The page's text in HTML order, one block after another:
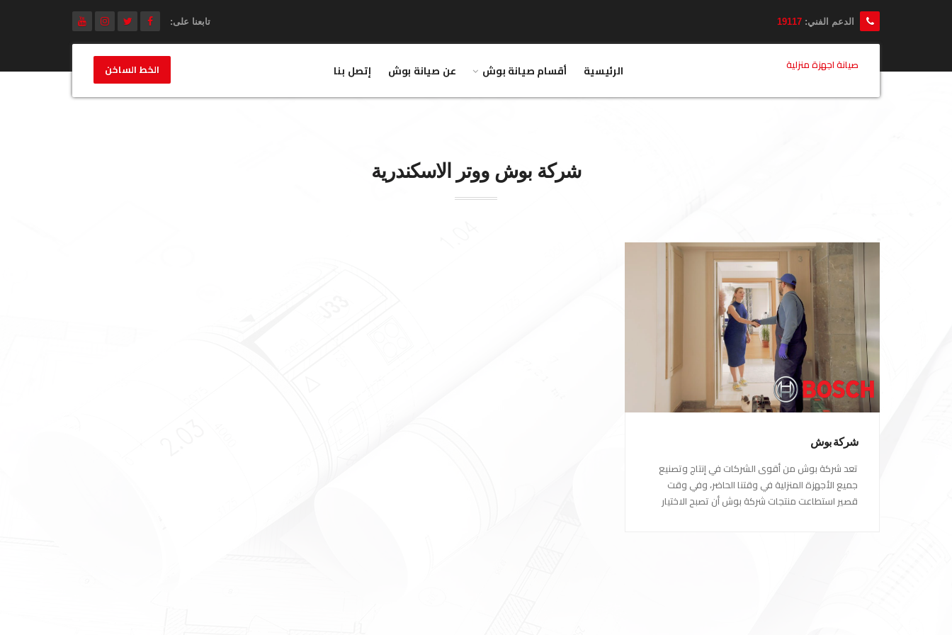
الدعم الفني: 19117 تابعنا على:
صيانة اجهزة منزلية الرئيسية أقسام صيانة بوش عن صيانة بوش إتصل بنا الخط الساخن
شركة بوش ووتر الاسكندرية
شركة بوش
تعد شركة بوش من أقوى الشركات في إنتاج وتصنيع
جميع الأجهزة المنزلية في وقتنا الحاضر، وفي وقت
قصير استطاعت منتجات شركة بوش أن تصبح الاختيار